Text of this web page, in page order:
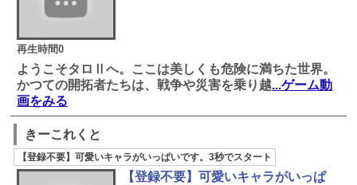
再生時間0
ようこそタロⅡへ。ここは美しくも危険に満ちた世界。
かつての開拓者たちは、戦争や災害を乗り越...ゲーム動
画をみる
きーこれくと
【登録不要】可愛いキャラがいっぱいです。3秒でスタート
【登録不要】可愛いキャラがいっぱ